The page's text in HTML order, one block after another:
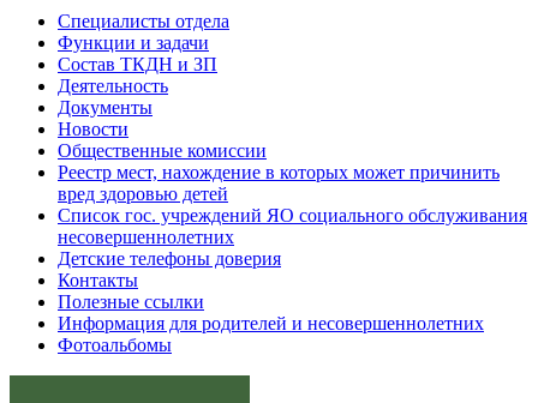
Специалисты отдела
Функции и задачи
Состав ТКДН и ЗП
Деятельность
Документы
Новости
Общественные комиссии
Реестр мест, нахождение в которых может причинить
вред здоровью детей
Список гос. учреждений ЯО социального обслуживания
несовершеннолетних
Детские телефоны доверия
Контакты
Полезные ссылки
Информация для родителей и несовершеннолетних
Фотоальбомы